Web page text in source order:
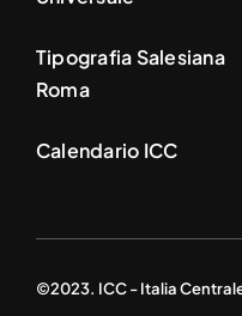
Tipografia Salesiana
Roma
Calendario ICC
©2023. ICC - Italia